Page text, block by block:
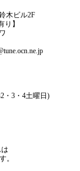
木ビル2F
】
・3・4土曜日)
。